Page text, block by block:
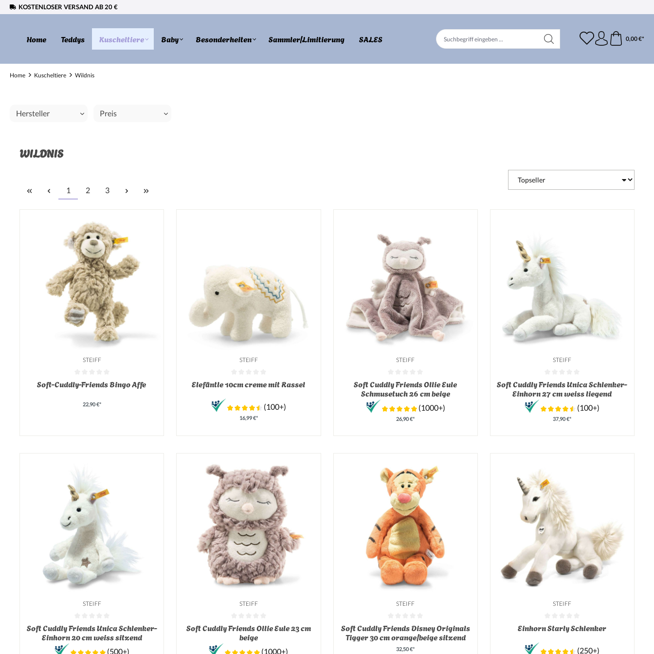
Zur Hauptnavigation springen
KOSTENLOSER VERSAND AB 20 €
Home Teddys Kuscheltiere Baby Besonderheiten Sammler/Limitierung SALES 0,00 €*
Home Kuscheltiere Wildnis
Hersteller Preis
WILDNIS
1 2 3
STEIFF
Durchschnittliche Bewertung von 0 von 5 Sternen
Soft-Cuddly-Friends Bingo Affe
22,90 €*
STEIFF
Durchschnittliche Bewertung von 0 von 5 Sternen
Elefäntle 10cm creme mit Rassel
(100+)
16,99 €*
STEIFF
Durchschnittliche Bewertung von 0 von 5 Sternen
Soft Cuddly Friends Ollie Eule
Schmusetuch 26 cm beige
(1000+)
26,90 €*
STEIFF
Durchschnittliche Bewertung von 0 von 5
Soft Cuddly Friends Unica Schlenker-
Einhorn 27 cm weiss liegend
(100+)
37,90 €*
STEIFF
Durchschnittliche Bewertung von 0 von 5 Sternen
Soft Cuddly Friends Unica Schlenker-
Einhorn 20 cm weiss sitzend
(500+)
STEIFF
Durchschnittliche Bewertung von 0 von 5 Sternen
Soft Cuddly Friends Ollie Eule 23 cm
beige
(1000+)
STEIFF
Durchschnittliche Bewertung von 0 von 5 Sternen
Soft Cuddly Friends Disney Originals
Tigger 30 cm orange/beige sitzend
32,50 €*
STEIFF
Durchschnittliche Bewertung von 0 von 5
Einhorn Starly Schlenker
(250+)